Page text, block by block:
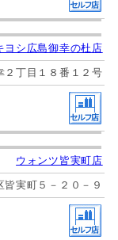
ヨシ広島御幸の杜店
２丁目１８番１２号
ウォンツ皆実町店
皆実町５－２０－９